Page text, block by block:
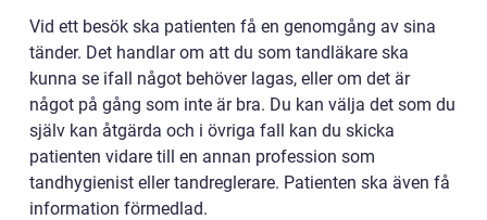
Vid ett besök ska patienten få en genomgång av sina
tänder. Det handlar om att du som tandläkare ska
kunna se ifall något behöver lagas, eller om det är
något på gång som inte är bra. Du kan välja det som du
själv kan åtgärda och i övriga fall kan du skicka
patienten vidare till en annan profession som
tandhygienist eller tandreglerare. Patienten ska även få
information förmedlad.